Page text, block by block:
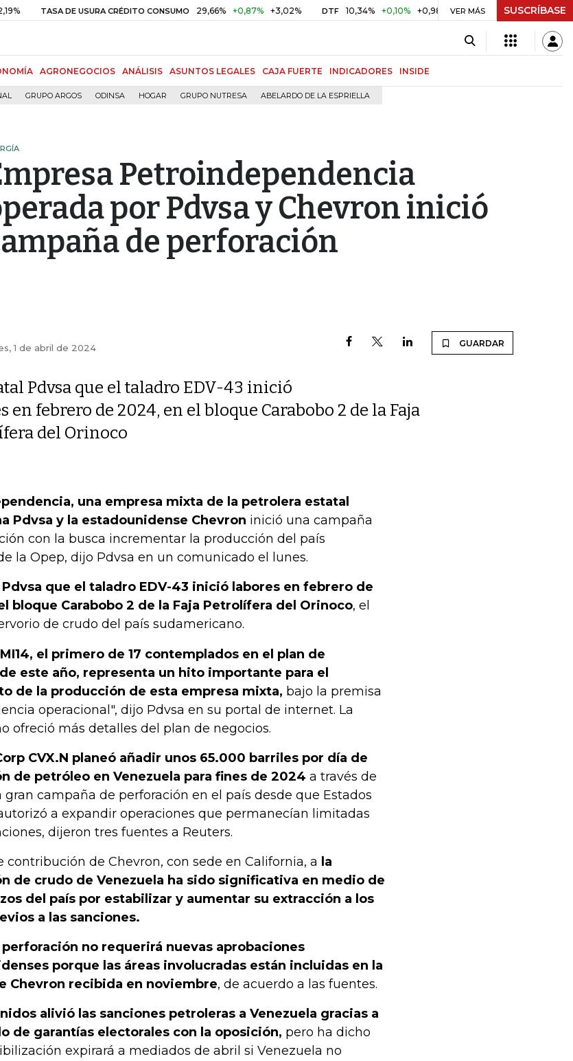
TASA DE USURA CRÉDITO CONSUMO 29,66% +0,87% +3,02% DTF 10,34% +0,10% +0,98% UVR $ 416,91 +$ 0,05 +0,01%
VER MÁS SUSCRÍBASE
AGRONEGOCIOS ANÁLISIS ASUNTOS LEGALES CAJA FUERTE INDICADORES INSIDE
GRUPO ARGOS ODINSA HOGAR GRUPO NUTRESA ABELARDO DE LA ESPRIELLA
Petroindependencia
por Pdvsa y Chevron inició
de perforación
1 de abril de 2024 GUARDAR
Pdvsa que el taladro EDV-43 inició
en febrero de 2024, en el bloque Carabobo 2 de la Faja
del Orinoco
una empresa mixta de la petrolera estatal
Pdvsa y la estadounidense Chevron inició una campaña
con la busca incrementar la producción del país
la Opep, dijo Pdvsa en un comunicado el lunes.
que el taladro EDV-43 inició labores en febrero de
bloque Carabobo 2 de la Faja Petrolífera del Orinoco, el
de crudo del país sudamericano.
el primero de 17 contemplados en el plan de
este año, representa un hito importante para el
de la producción de esta empresa mixta, bajo la premisa
operacional", dijo Pdvsa en su portal de internet. La
ofreció más detalles del plan de negocios.
CVX.N planeó añadir unos 65.000 barriles por día de
de petróleo en Venezuela para fines de 2024 a través de
gran campaña de perforación en el país desde que Estados
a expandir operaciones que permanecían limitadas
dijeron tres fuentes a Reuters.
contribución de Chevron, con sede en California, a la
de crudo de Venezuela ha sido significativa en medio de
del país por estabilizar y aumentar su extracción a los
a las sanciones.
perforación no requerirá nuevas aprobaciones
porque las áreas involucradas están incluidas en la
Chevron recibida en noviembre, de acuerdo a las fuentes.
alivió las sanciones petroleras a Venezuela gracias a
de garantías electorales con la oposición, pero ha dicho
expirará a mediados de abril si Venezuela no